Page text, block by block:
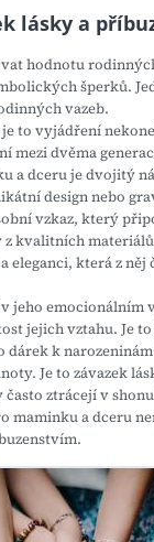
lásky a
hodnotu
šperků.
vazeb.
to vyjádření
mezi dvěma
a dceru je dvojitý
design nebo
vzkaz, který
kvalitních
která z
jeho emocionálním
jejich vztahu. Je
k
Je to závazek
ztrácejí v
maminku a dceru